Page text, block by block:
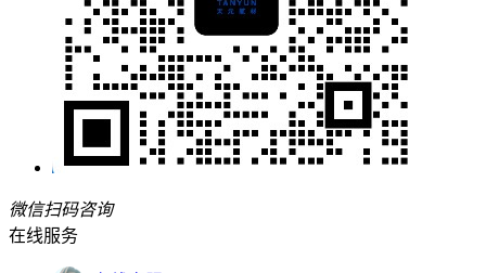
微信扫码咨询
在线服务